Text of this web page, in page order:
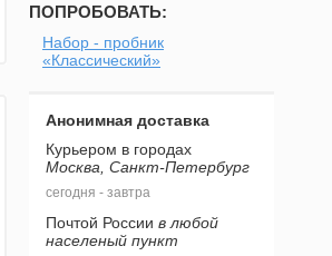
ПОПРОБОВАТЬ:
Набор - пробник
«Классический»
Анонимная доставка
Курьером в городах
Москва, Санкт-Петербург
сегодня - завтра
Почтой России в любой
населеный пункт